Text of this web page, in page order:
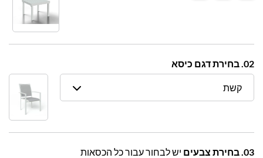
02. בחירת דגם כיסא
קשת
03. בחירת צבעים יש לבחור עבור כל הכסאות